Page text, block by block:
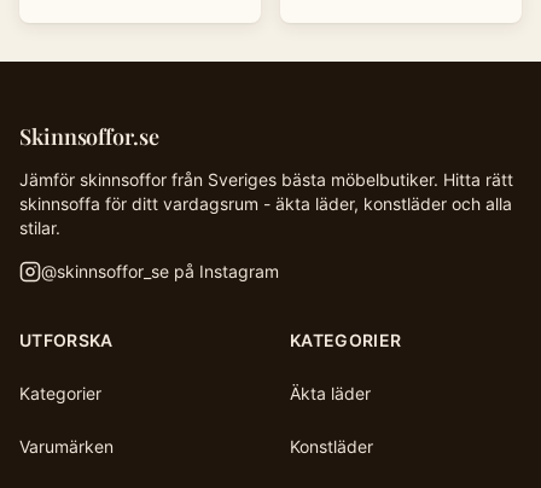
Skinnsoffor.se
Jämför skinnsoffor från Sveriges bästa möbelbutiker. Hitta rätt
skinnsoffa för ditt vardagsrum - äkta läder, konstläder och alla
stilar.
@skinnsoffor_se på Instagram
UTFORSKA
Kategorier
Varumärken
KATEGORIER
Äkta läder
Konstläder